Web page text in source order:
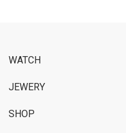
WATCH
JEWERY
SHOP